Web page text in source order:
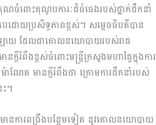
ណចំពោះគុណូបការៈដ៏ធំធេងរបស់ថ្នាក់ដឹកនាំ
បដោយប្រសិទ្ធភាពខ្ពស់។ សម្តេចធិបតីបាន
ងឡាយ ដែលជាគោលនយោបាយរបស់រាជ
តីរំពឹងខ្ពស់ចំពោះមន្ត្រីក្រសួងមហាផ្ទៃក្នុងការ
ណែត មានក្តីរំពឹងថា ក្រោមការដឹកនាំរបស់
។
ានការពង្រឹងបន្ថែមទៀត នូវគោលនយោបាយ